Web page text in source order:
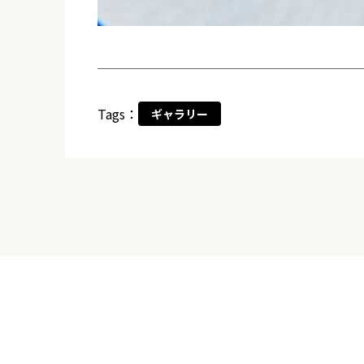
Tags： ギャラリー